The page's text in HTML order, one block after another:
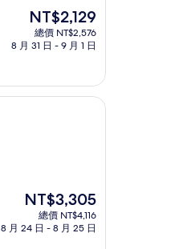
現
在
價
NT$2,129
NT$2,129
總價 NT$2,576
8 月 31 日 - 9 月 1 日
現
價
NT$3,305
總價 NT$4,116
8 月 24 日 - 8 月 25 日